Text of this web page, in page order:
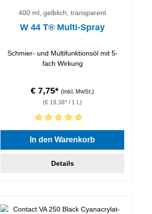
400 ml, gelblich, transparent
W 44 T® Multi-Spray
Schmier- und Multifunktionsöl mit 5-
fach Wirkung
€ 7,75*(inkl. MwSt.)
(€ 19,38* / 1 L)
Durchschnittliche Bewertung von 5 von 5 Sternen
In den Warenkorb
Details